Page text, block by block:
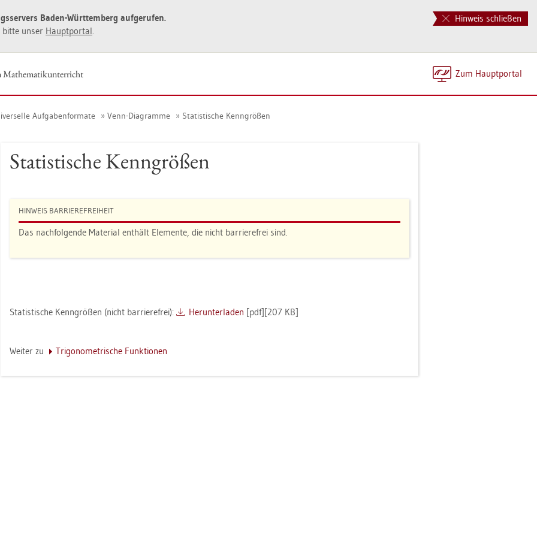
Hinweis schließen
Baden-Würt­tem­berg auf­ge­ru­fen.
bitte unser Haupt­por­tal.
Zum Haupt­por­tal
Ma­the­ma­tik­un­ter­richt
Auf­ga­ben­for­ma­te Venn-Dia­gram­me Sta­tis­ti­sche Kenn­grö­ßen
Sta­tis­ti­sche Kenn­grö­ßen
HIN­WEIS BAR­RIE­RE­FREI­HEIT
Das nach­fol­gen­de Ma­te­ri­al ent­hält Ele­men­te, die nicht bar­rie­re­frei sind.
Sta­tis­ti­sche Kenn­grö­ßen (nicht bar­rie­re­frei): Her­un­ter­la­den [pdf][207 KB]
Wei­ter zu Tri­go­no­me­tri­sche Funk­tio­nen